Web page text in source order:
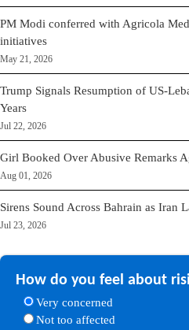
PM Modi conferred with Agricola
initiatives
May 21, 2026
Trump Signals Resumption of US-
Years
Jul 22, 2026
Girl Booked Over Abusive Remarks
Aug 01, 2026
Sirens Sound Across Bahrain as Iran
Jul 23, 2026
How do you feel about
Very concerned
Not too affected